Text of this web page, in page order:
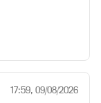
17:59, 09/08/2026